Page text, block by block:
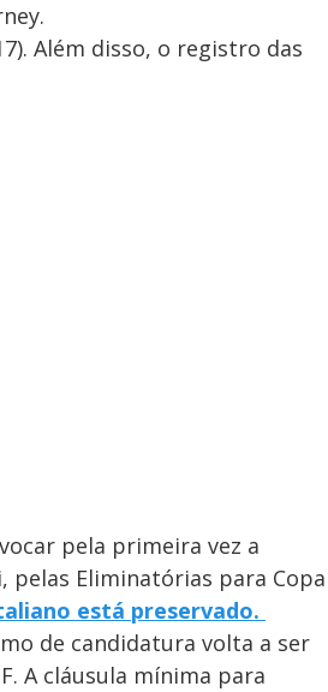
Além disso, o registro das
pela primeira vez a
pelas Eliminatórias para Copa
está preservado.
de candidatura volta a ser
A cláusula mínima para